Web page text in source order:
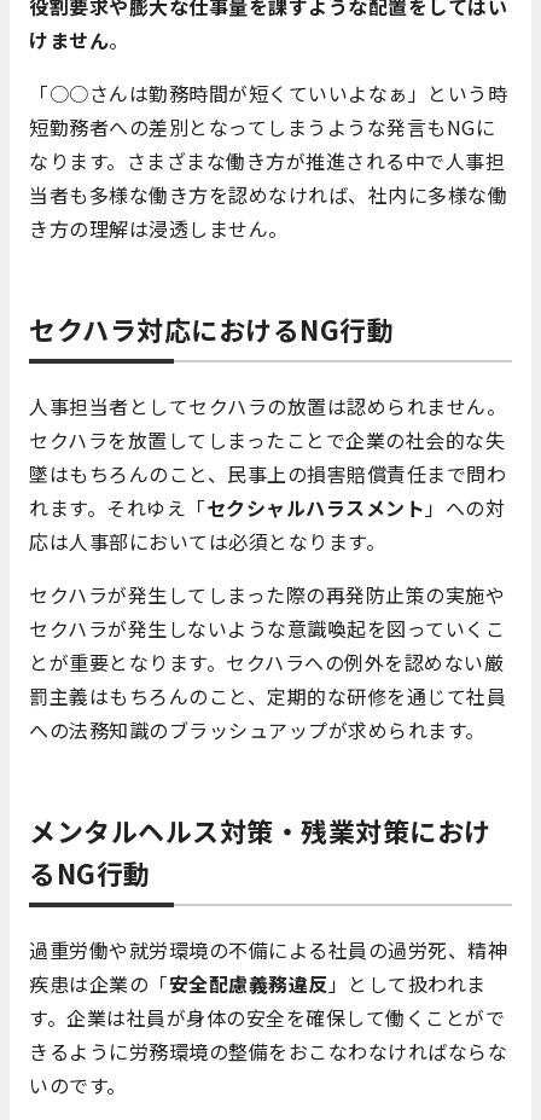
役割要求や膨大な仕事量を課すような配置をしてはい
けません。
「○○さんは勤務時間が短くていいよなぁ」という時
短勤務者への差別となってしまうような発言もNGに
なります。さまざまな働き方が推進される中で人事担
当者も多様な働き方を認めなければ、社内に多様な働
き方の理解は浸透しません。
セクハラ対応におけるNG行動
人事担当者としてセクハラの放置は認められません。
セクハラを放置してしまったことで企業の社会的な失
墜はもちろんのこと、民事上の損害賠償責任まで問わ
れます。それゆえ「セクシャルハラスメント」への対
応は人事部においては必須となります。
セクハラが発生してしまった際の再発防止策の実施や
セクハラが発生しないような意識喚起を図っていくこ
とが重要となります。セクハラへの例外を認めない厳
罰主義はもちろんのこと、定期的な研修を通じて社員
への法務知識のブラッシュアップが求められます。
メンタルヘルス対策・残業対策におけ
るNG行動
過重労働や就労環境の不備による社員の過労死、精神
疾患は企業の「安全配慮義務違反」として扱われま
す。企業は社員が身体の安全を確保して働くことがで
きるように労務環境の整備をおこなわなければならな
いのです。